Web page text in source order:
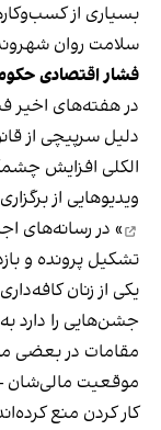
بسیاری از
سلامت روان
فشار اقتصادی
در هفته‌های اخیر
دلیل سرپیچی از
الکلی افزایش
ویدیوهایی از
» در رسانه‌های
تشکیل پرونده و
یکی از زنان
جشن‌هایی را دارد
مقامات در بعضی
موقعیت مالی‌شان -
کار کردن منع